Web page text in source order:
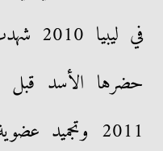
في
حضرها الأسد قبل
2011